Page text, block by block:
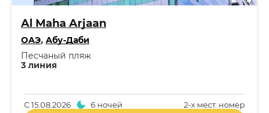
Al Maha Arjaan
ОАЭ, Абу-Даби
3 линия
Песчаный пляж
2-x мест. номер
С15.08.2026 6 ночей